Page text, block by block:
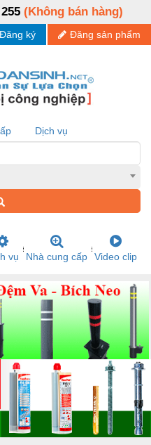
(Không bán hàng)
Đăng sản phẩm
Đăng ký
Dịch vụ
vụ Nhà cung cấp Video clip